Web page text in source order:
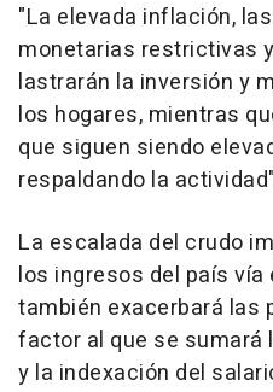
"La elevada inflación,
monetarias restrictivas
lastrarán la inversión y
los hogares, mientras
que siguen siendo
respaldando la
La escalada del crudo
los ingresos del país
también exacerbará
factor al que se
y la indexación del